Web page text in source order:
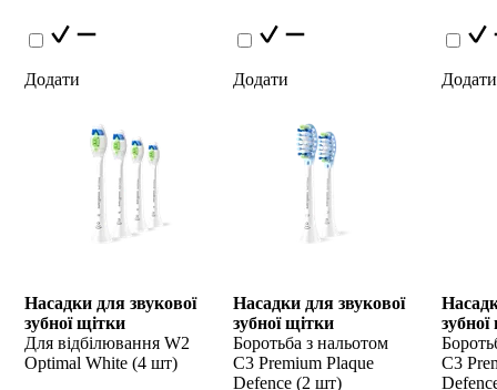
Додати
Насадки для звукової
зубної щітки
Для відбілювання W2
Optimal White (4 шт)
Додати
Насадки для звукової
зубної щітки
Боротьба з нальотом
С3 Premium Plaque
Defence (2 шт)
Додати
С3